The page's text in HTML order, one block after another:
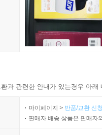
과 관련한 안내가 있는경우 아
마이페이지 > 반품/교환 신
판매자 배송 상품은 판매자